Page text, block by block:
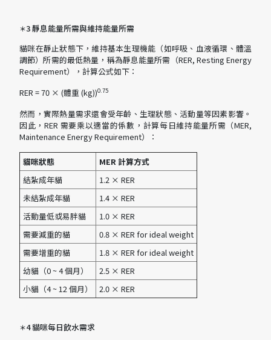
＊3 靜息能量所需與維持能量所需
貓咪在靜止狀態下，維持基本生理機能（如呼吸、血液循環、體溫
調節）所需的最低熱量，稱為靜息能量所需（RER, Resting Energy
Requirement），計算公式如下：
RER = 70 × (體重 (kg))0.75
然而，實際熱量需求還會受年齡、生理狀態、活動量等因素影響。
因此，RER 需要乘以適當的係數，計算每日維持能量所需（MER,
Maintenance Energy Requirement）：
貓咪狀態
MER 計算方式
結紮成年貓
1.2 × RER
未結紮成年貓
1.4 × RER
活動量低或易胖貓
1.0 × RER
需要減重的貓
0.8 × RER for ideal weight
需要增重的貓
1.8 × RER for ideal weight
幼貓（0 ~ 4 個月）
2.5 × RER
小貓（4 ~ 12 個月）
2.0 × RER
＊4 貓咪每日飲水需求